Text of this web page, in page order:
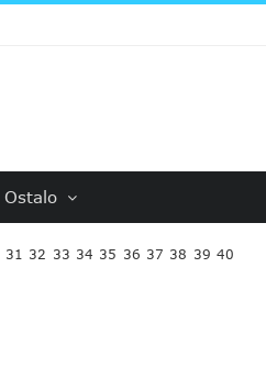
Ostalo
31 32 33 34 35 36 37 38 39 40